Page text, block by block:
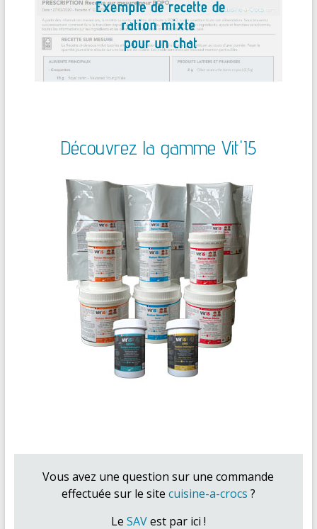
Découvrez la gamme Vit'I5
Vous avez une question sur une commande
effectuée sur le site cuisine-a-crocs ?
Le SAVest par ici !